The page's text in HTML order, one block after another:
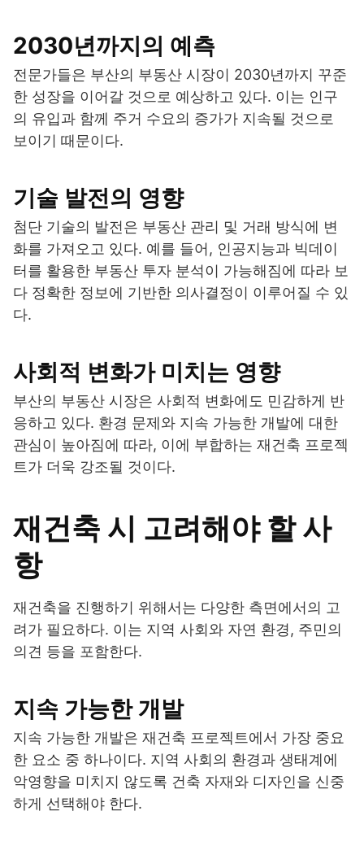
2030년까지의 예측
전문가들은 부산의 부동산 시장이 2030년까지 꾸준
한 성장을 이어갈 것으로 예상하고 있다. 이는 인구
의 유입과 함께 주거 수요의 증가가 지속될 것으로
보이기 때문이다.
기술 발전의 영향
첨단 기술의 발전은 부동산 관리 및 거래 방식에 변
화를 가져오고 있다. 예를 들어, 인공지능과 빅데이
터를 활용한 부동산 투자 분석이 가능해짐에 따라 보
다 정확한 정보에 기반한 의사결정이 이루어질 수 있
다.
사회적 변화가 미치는 영향
부산의 부동산 시장은 사회적 변화에도 민감하게 반
응하고 있다. 환경 문제와 지속 가능한 개발에 대한
관심이 높아짐에 따라, 이에 부합하는 재건축 프로젝
트가 더욱 강조될 것이다.
재건축 시 고려해야 할 사
항
재건축을 진행하기 위해서는 다양한 측면에서의 고
려가 필요하다. 이는 지역 사회와 자연 환경, 주민의
의견 등을 포함한다.
지속 가능한 개발
지속 가능한 개발은 재건축 프로젝트에서 가장 중요
한 요소 중 하나이다. 지역 사회의 환경과 생태계에
악영향을 미치지 않도록 건축 자재와 디자인을 신중
하게 선택해야 한다.